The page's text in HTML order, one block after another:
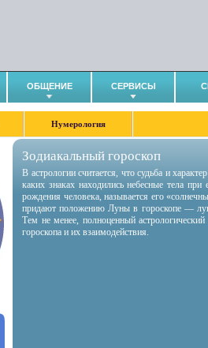
ОБЩЕНИЕ СЕРВИСЫ
Нумерология
Зодиакальный гороскоп
В астрологии считается, что судьба и
каких знаках находились небесные тела
рождения человека, называется его
придают положению Луны в гороскопе —
Тем не менее, полноценный
гороскопа и их взаимодействия.